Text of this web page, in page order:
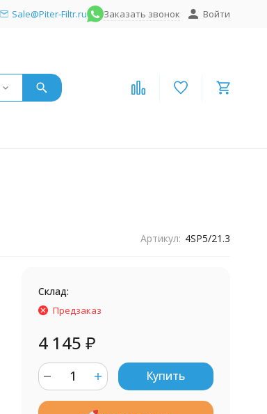
Sale@Piter-Filtr.ru Заказать звонок Войти
Артикул: 4SP5/21.3
Склад:
Предзаказ
4 145 ₽
Купить